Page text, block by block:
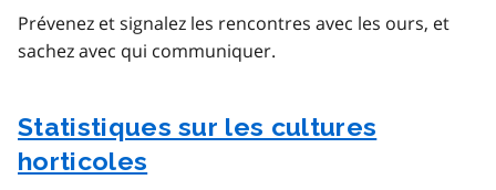
Prévenez et signalez les rencontres avec les ours, et
sachez avec qui communiquer.
Statistiques sur les cultures
horticoles